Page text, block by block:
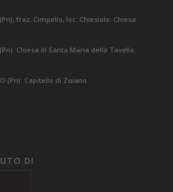
(Pn), fraz. Cimpello, loc. Chiesiole. Chiesa
(Pn). Chiesa di Santa Maria della Tavella.
(Pn). Capitello di Zuiano.
DI